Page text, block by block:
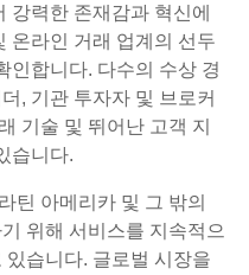
강력한 존재감과 혁신에
온라인 거래 업계의 선두
인합니다. 다수의 수상 경
, 기관 투자자 및 브로커
기술 및 뛰어난 고객 지
습니다.
틴 아메리카 및 그 밖의
위해 서비스를 지속적으
있습니다. 글로벌 시장을